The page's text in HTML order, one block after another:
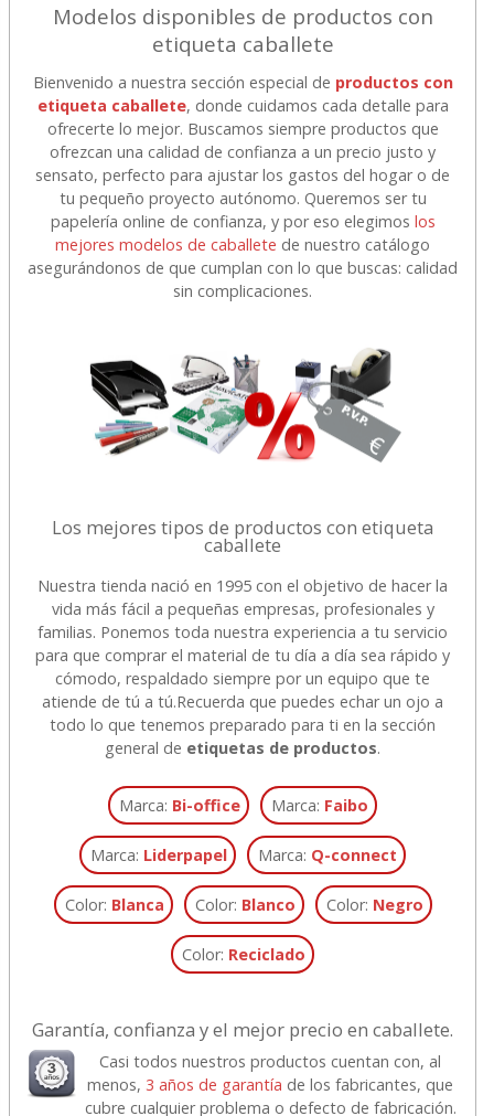
Modelos disponibles de productos con
etiqueta caballete
Bienvenido a nuestra sección especial de productos con
etiqueta caballete, donde cuidamos cada detalle para
ofrecerte lo mejor. Buscamos siempre productos que
ofrezcan una calidad de confianza a un precio justo y
sensato, perfecto para ajustar los gastos del hogar o de
tu pequeño proyecto autónomo. Queremos ser tu
papelería online de confianza, y por eso elegimos los
mejores modelos de caballete de nuestro catálogo
asegurándonos de que cumplan con lo que buscas: calidad
sin complicaciones.
Los mejores tipos de productos con etiqueta
caballete
Nuestra tienda nació en 1995 con el objetivo de hacer la
vida más fácil a pequeñas empresas, profesionales y
familias. Ponemos toda nuestra experiencia a tu servicio
para que comprar el material de tu día a día sea rápido y
cómodo, respaldado siempre por un equipo que te
atiende de tú a tú.Recuerda que puedes echar un ojo a
todo lo que tenemos preparado para ti en la sección
general de etiquetas de productos.
Marca: Bi-office Marca: Faibo
Marca: Liderpapel Marca: Q-connect
Color: Blanca Color: Blanco Color: Negro
Color: Reciclado
Garantía, confianza y el mejor precio en caballete.
Casi todos nuestros productos cuentan con, al
menos,3 años de garantía de los fabricantes, que
cubre cualquier problema o defecto de fabricación.